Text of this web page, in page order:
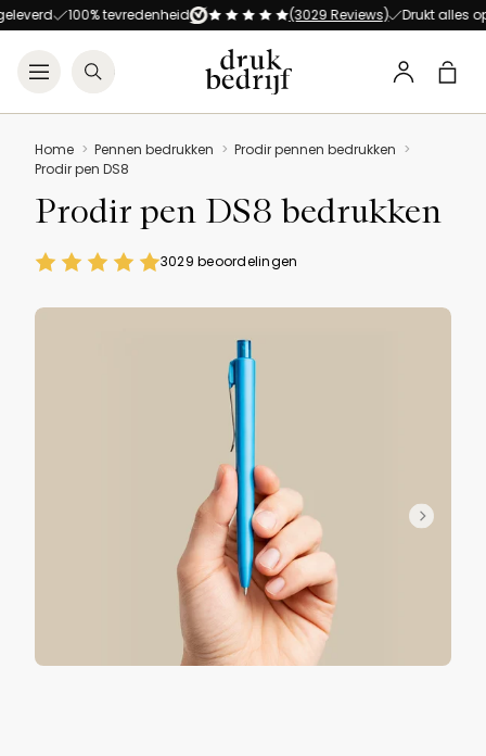
Direct naar de
Direct naar de hoofdinhoud
Open menu
Zoeken
Profiel
100% tevredenheid (3029 Reviews) Drukt alles op alles!
Home Pennen bedrukken
Prodir pennen bedrukken
Prodir pen DS8
Prodir pen DS8 bedrukken
3029 beoordelingen